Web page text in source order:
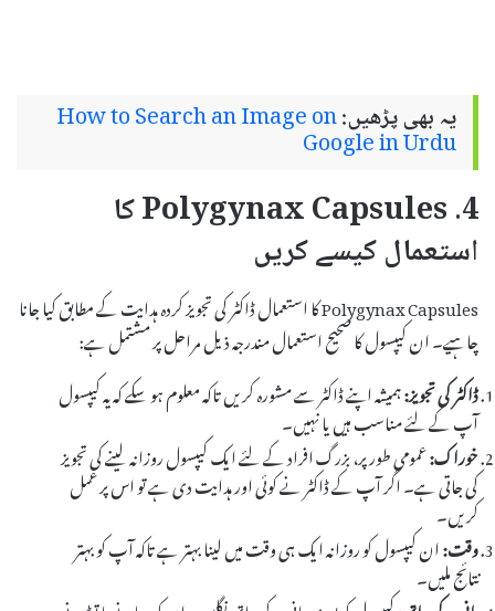
یہ بھی پڑھیں:How to Search an Image on
Google in Urdu
4. Polygynax Capsules کا
استعمال کیسے کریں
Polygynax Capsules کا استعمال ڈاکٹر کی تجویز کردہ ہدایت کے مطابق کیا جانا
چاہیے۔ ان کیپسول کا صحیح استعمال مندرجہ ذیل مراحل پر مشتمل ہے:
ڈاکٹر کی تجویز:ہمیشہ اپنے ڈاکٹر سے مشورہ کریں تاکہ معلوم ہو سکے کہ یہ کیپسول
آپ کے لئے مناسب ہیں یا نہیں۔
خوراک:عمومی طور پر، بزرگ افراد کے لئے ایک کیپسول روزانہ لینے کی تجویز
کی جاتی ہے۔ اگر آپ کے ڈاکٹر نے کوئی اور ہدایت دی ہے تو اس پر عمل
کریں۔
وقت:ان کیپسول کو روزانہ ایک ہی وقت میں لینا بہتر ہے تاکہ آپ کو بہتر
نتائج ملیں۔